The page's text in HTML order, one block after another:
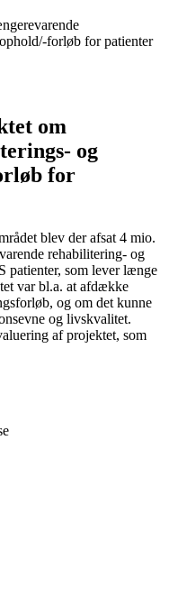
forløb for patienter
om
og
for
blev der afsat 4 mio.
rehabilitering- og
patienter, som lever længe
var bl.a. at afdække
og om det kunne
og livskvalitet.
af projektet, som